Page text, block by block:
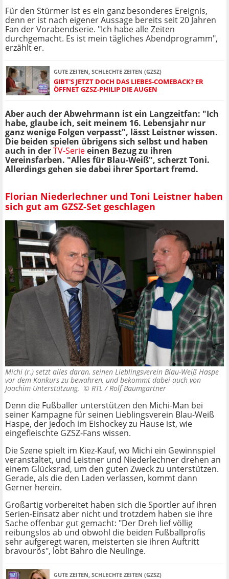
Für den Stürmer ist es ein ganz besonderes Ereignis,
denn er ist nach eigener Aussage bereits seit 20 Jahren
Fan der Vorabendserie. "Ich habe alle Zeiten
durchgemacht. Es ist mein tägliches Abendprogramm",
erzählt er.
GUTE ZEITEN, SCHLECHTE ZEITEN (GZSZ)
GIBT'S JETZT DOCH DAS LIEBES-COMEBACK? ER
ÖFFNET GZSZ-PHILIP DIE AUGEN
Aber auch der Abwehrmann ist ein Langzeitfan: "Ich
habe, glaube ich, seit meinem 16. Lebensjahr nur
ganz wenige Folgen verpasst", lässt Leistner wissen.
Die beiden spielen übrigens sich selbst und haben
auch in derTV-Serieeinen Bezug zu ihren
Vereinsfarben. "Alles für Blau-Weiß", scherzt Toni.
Allerdings gehen sie dabei ihrer Sportart fremd.
Florian Niederlechner und Toni Leistner haben
sich gut am GZSZ-Set geschlagen
Michi (r.) setzt alles daran, seinen Lieblingsverein Blau-Weiß Haspe
vor dem Konkurs zu bewahren, und bekommt dabei auch von
Joachim Unterstützung, © RTL / Rolf Baumgartner
Denn die Fußballer unterstützen den Michi-Man bei
seiner Kampagne für seinen Lieblingsverein Blau-Weiß
Haspe, der jedoch im Eishockey zu Hause ist, wie
eingefleischte GZSZ-Fans wissen.
Die Szene spielt im Kiez-Kauf, wo Michi ein Gewinnspiel
veranstaltet, und Leistner und Niederlechner drehen an
einem Glücksrad, um den guten Zweck zu unterstützen.
Gerade, als die den Laden verlassen, kommt dann
Gerner herein.
Großartig vorbereitet haben sich die Sportler auf ihren
Serien-Einsatz aber nicht und trotzdem haben sie ihre
Sache offenbar gut gemacht: "Der Dreh lief völlig
reibungslos ab und obwohl die beiden Fußballprofis
sehr aufgeregt waren, meisterten sie ihren Auftritt
bravourös", lobt Bahro die Neulinge.
GUTE ZEITEN, SCHLECHTE ZEITEN (GZSZ)